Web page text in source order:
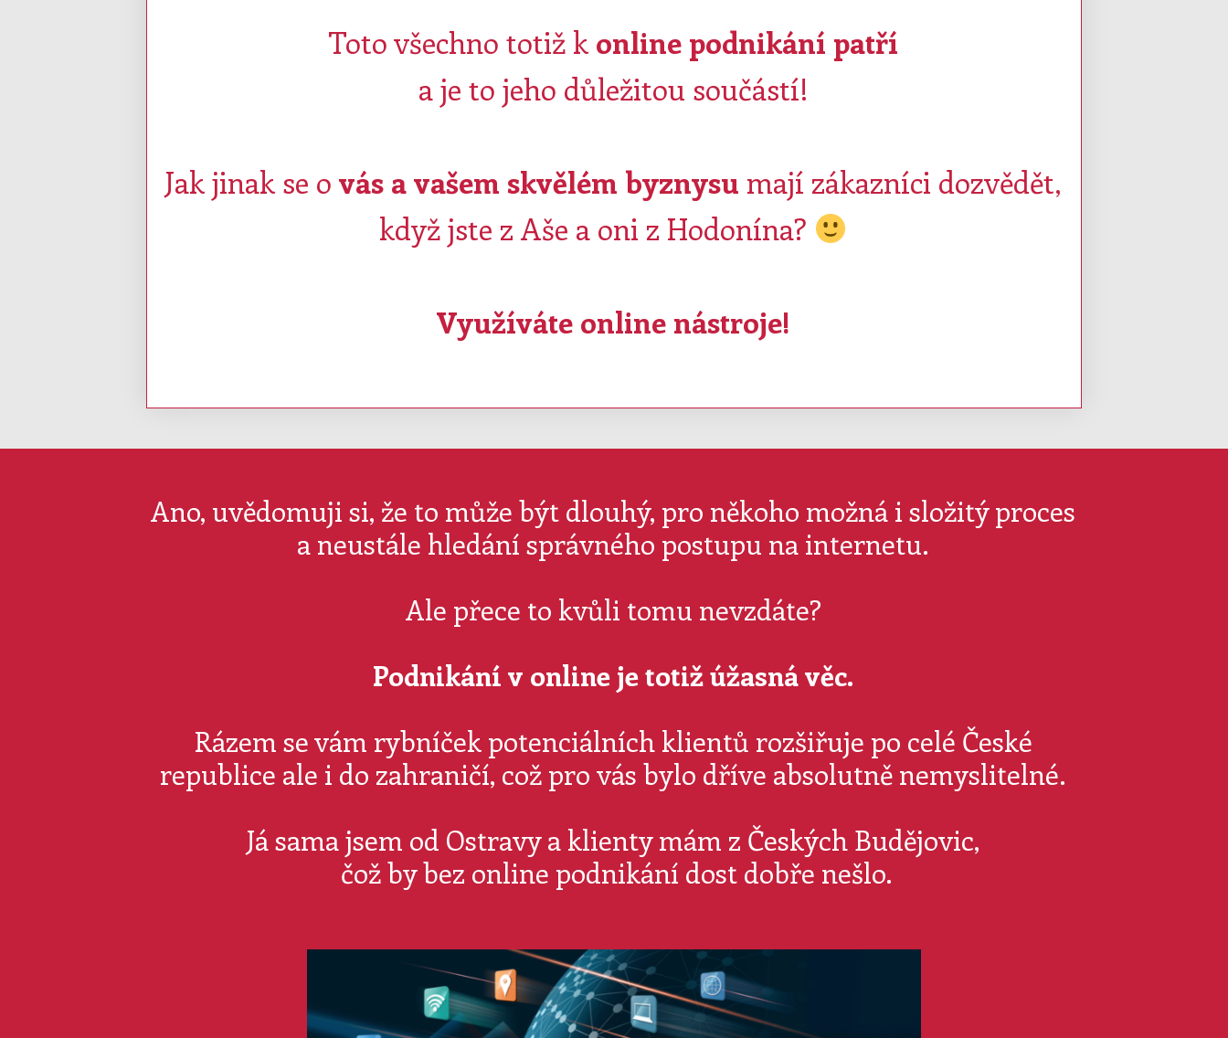
Toto všechno totiž konline podnikání patří
a je to jeho důležitou součástí!
Jak jinak se ovás a vašem skvělém byznysu mají zákazníci dozvědět,
když jste z Aše a oni z Hodonína?
Využíváte online nástroje!
Ano, uvědomuji si, že to může být dlouhý, pro někoho možná i složitý proces
a neustále hledání správného postupu na internetu.
Ale přece to kvůli tomu nevzdáte?
Podnikání v online je totiž úžasná věc.
Rázem se vám rybníček potenciálních klientů rozšiřuje po celé České
republice ale i do zahraničí, což pro vás bylo dříve absolutně nemyslitelné.
Já sama jsem od Ostravy a klienty mám z Českých Budějovic,
čož by bez online podnikání dost dobře nešlo.